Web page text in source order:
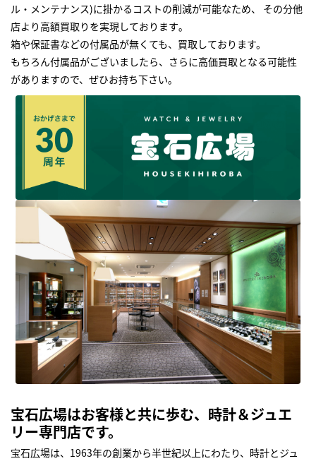
ル・メンテナンス)に掛かるコストの削減が可能なため、 その分他
店より高額買取りを実現しております｡
箱や保証書などの付属品が無くても、買取しております。
もちろん付属品がございましたら、さらに高価買取となる可能性
がありますので、ぜひお持ち下さい｡
宝石広場はお客様と共に歩む、時計＆ジュエ
リー専門店です。
宝石広場は、1963年の創業から半世紀以上にわたり、時計とジュ